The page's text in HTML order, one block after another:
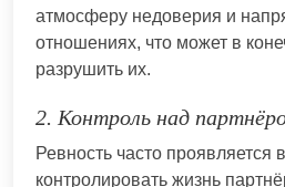
атмосферу недоверия и
отношениях, что может в
разрушить их.
2. Контроль над
Ревность часто проявляется
контролировать жизнь